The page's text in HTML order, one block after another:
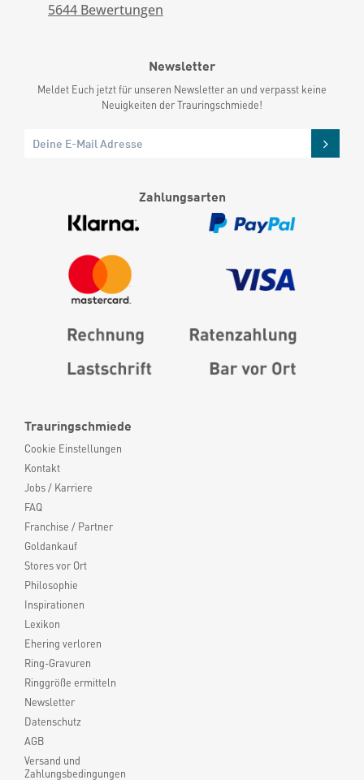
Trauringschmiede
Cookie Einstellungen
Kontakt
Jobs / Karriere
FAQ
Franchise / Partner
Goldankauf
Stores vor Ort
Philosophie
Inspirationen
Lexikon
Ehering verloren
Ring-Gravuren
Ringgröße ermitteln
Newsletter
Datenschutz
AGB
Versand und
Zahlungsbedingungen
5644 Bewertungen
Newsletter
Meldet Euch jetzt für unseren Newsletter an und verpasst keine
Neuigkeiten der Trauringschmiede!
Zahlungsarten